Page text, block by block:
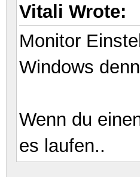
Vitali Wrote:
Monitor
Windows
Wenn du
es laufen..